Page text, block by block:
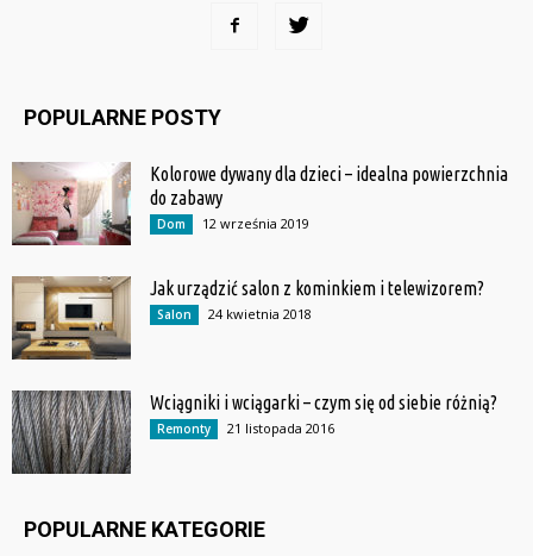
POPULARNE POSTY
Kolorowe dywany dla dzieci – idealna powierzchnia
do zabawy
Dom 12 września 2019
Jak urządzić salon z kominkiem i telewizorem?
Salon 24 kwietnia 2018
Wciągniki i wciągarki – czym się od siebie różnią?
Remonty 21 listopada 2016
POPULARNE KATEGORIE